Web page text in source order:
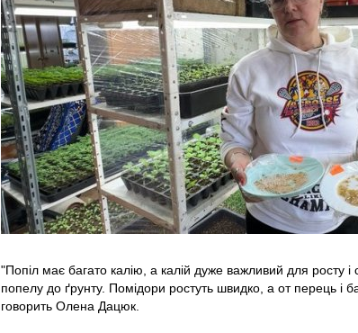
"Попіл має багато калію, а калій дуже важливий для росту
попелу до ґрунту. Помідори ростуть швидко, а от перець
говорить Олена Дацюк.